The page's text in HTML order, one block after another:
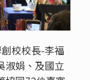
校校長-李福
淑娟、及國立